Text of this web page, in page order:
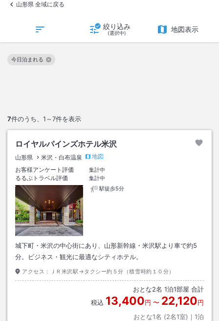
山形県 全域に戻る
絞り込み
(選択中) 地図表示
7件のうち、 1～7件を表示
今日泊まれる
この絞り込み条件を解除
ロイヤルパインズホテル米沢
山形県 米沢・白布温泉
地図
お客様アンケート評価
集計中
るるぶトラベル評価
集計中
駅徒歩5分
城下町・米沢の中心街にあり、山形新幹線・米沢駅より車で約5
分。ビジネス・観光に最適なシティホテル。
アクセス： ＪＲ米沢駅→タクシー約５分（積雪時約１０分）
おとな2名 1泊1部屋 合計
税込 13,400円 〜 22,120円
おとな1名 (2名1室)｜ 1泊